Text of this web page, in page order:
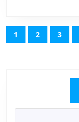
Navigation
des
1 2 3